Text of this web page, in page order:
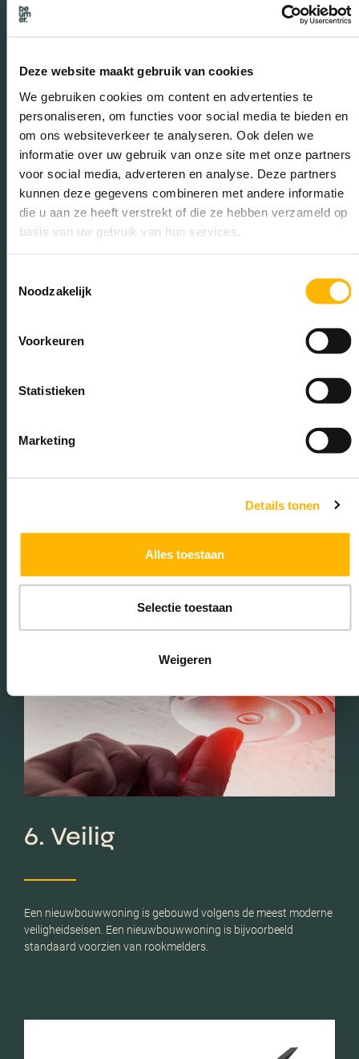
Deze website maakt gebruik van cookies
We gebruiken cookies om content en advertenties te
personaliseren, om functies voor social media te bieden en
om ons websiteverkeer te analyseren. Ook delen we
informatie over uw gebruik van onze site met onze partners
voor social media, adverteren en analyse. Deze partners
kunnen deze gegevens combineren met andere informatie
die u aan ze heeft verstrekt of die ze hebben verzameld op
basis van uw gebruik van hun services.
Noodzakelijk
Voorkeuren
Statistieken
Marketing
Details tonen
Alles toestaan
Selectie toestaan
Weigeren
geen last van een oude keuken of badkamer welke niet naar
jouw smaak is.
5: Aangenaam wonen
Volgens het Bouwbesluit moeten nieuwbouwwoningen aan
bepaalde voorwaarden voldoen. Zo moet het plafond een
en traptreden een minimale breedte. Hierdoor ontstaat een
ideale en aangename leefruimte. Hoogstaande
6. Veilig
Een nieuwbouwwoning is gebouwd volgens de meest moderne
veiligheidseisen. Een nieuwbouwwoning is bijvoorbeeld
standaard voorzien van rookmelders.